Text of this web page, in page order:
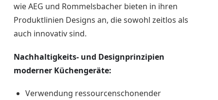
wie AEG und Rommelsbacher bieten in ihren
Produktlinien Designs an, die sowohl zeitlos als
auch innovativ sind.
Nachhaltigkeits- und Designprinzipien
moderner Küchengeräte:
Verwendung ressourcenschonender